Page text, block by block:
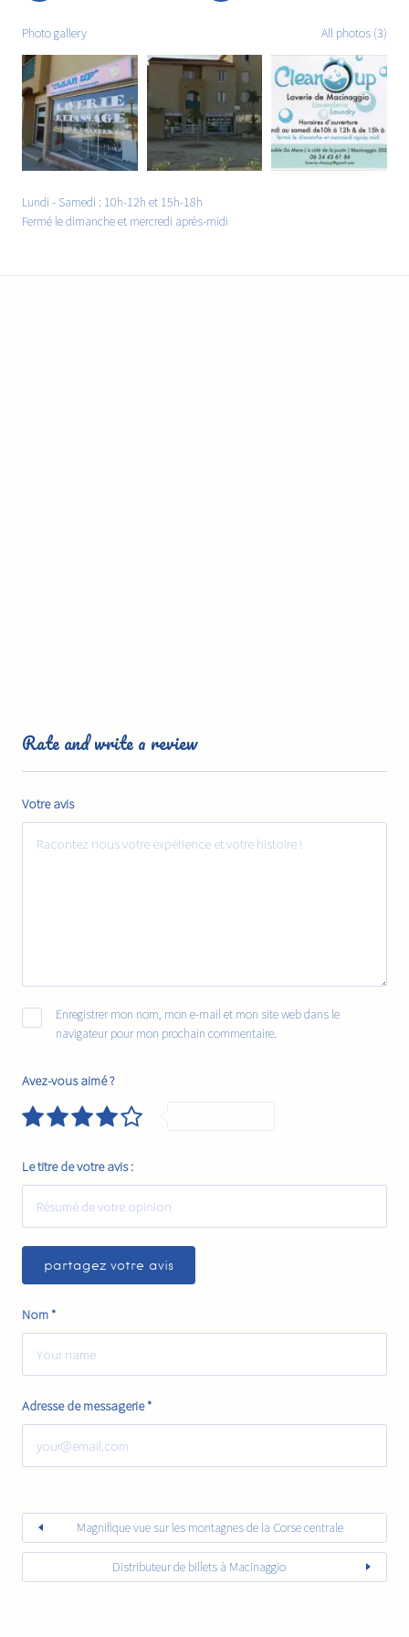
Photo gallery All photos (3)
Lundi - Samedi : 10h-12h et 15h-18h
Fermé le dimanche et mercredi après-midi
Rate and write a review
Votre avis
Nom*
Adresse de messagerie*
Enregistrer mon nom, mon e-mail et mon site web dans le
navigateur pour mon prochain commentaire.
Avez-vous aimé ?
Le titre de votre avis :
Magnifique vue sur les montagnes de la Corse centrale
Distributeur de billets à Macinaggio